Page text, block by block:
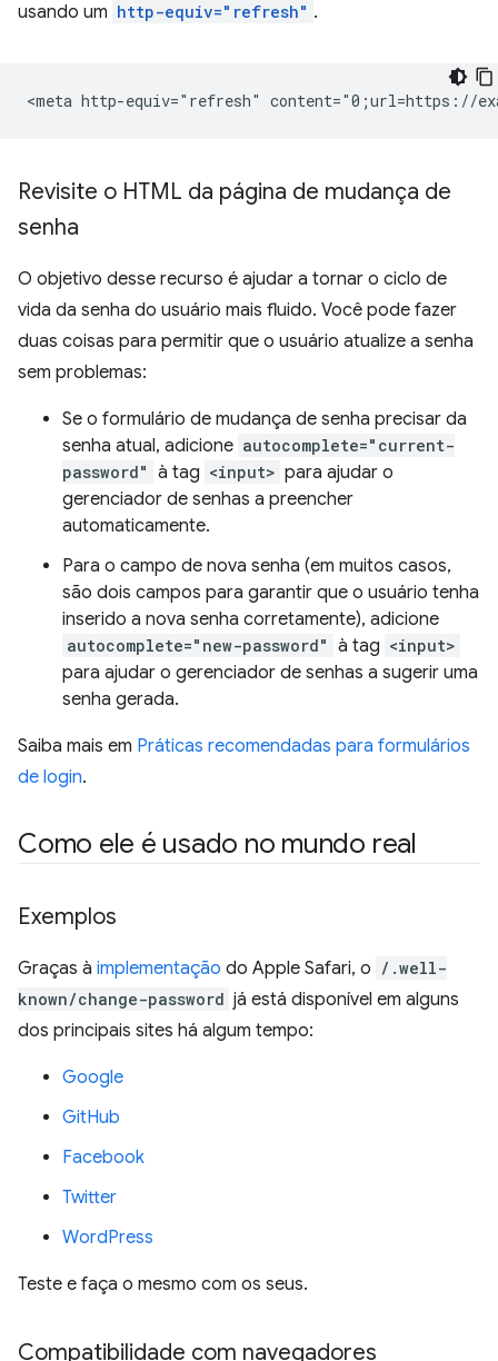
usando um http-equiv="refresh" .
Revisite o HTML da página de mudança de
senha
O objetivo desse recurso é ajudar a tornar o ciclo de
vida da senha do usuário mais fluido. Você pode fazer
duas coisas para permitir que o usuário atualize a senha
sem problemas:
Se o formulário de mudança de senha precisar da
senha atual, adicione autocomplete="current-
password" à tag <input> para ajudar o
gerenciador de senhas a preencher
automaticamente.
Para o campo de nova senha (em muitos casos,
são dois campos para garantir que o usuário tenha
inserido a nova senha corretamente), adicione
autocomplete="new-password" à tag <input>
para ajudar o gerenciador de senhas a sugerir uma
senha gerada.
Saiba mais em Práticas recomendadas para formulários
de login.
Como ele é usado no mundo real
Exemplos
Graças à implementação do Apple Safari, o /.well-
known/change-password já está disponível em alguns
dos principais sites há algum tempo:
Google
GitHub
Facebook
Twitter
WordPress
Teste e faça o mesmo com os seus.
Compatibilidade com navegadores